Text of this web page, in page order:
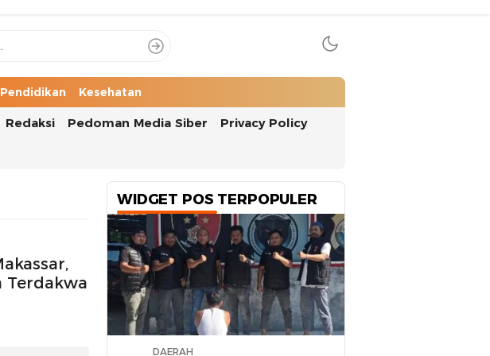
Pendidikan Kesehatan
Redaksi Pedoman Media Siber Privacy Policy
Terdakwa
WIDGET POS TERPOPULER
DAERAH